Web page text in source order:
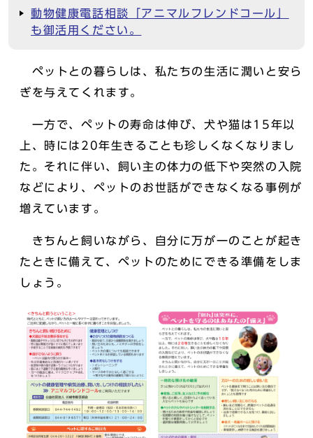
動物健康電話相談「アニマルフレンドコール」
も御活用ください。
ペットとの暮らしは、私たちの生活に潤いと安ら
ぎを与えてくれます。
一方で、ペットの寿命は伸び、犬や猫は15年以
上、時には20年生きることも珍しくなくなりまし
た。それに伴い、飼い主の体力の低下や突然の入院
などにより、ペットのお世話ができなくなる事例が
増えています。
きちんと飼いながら、自分に万が一のことが起き
たときに備えて、ペットのためにできる準備をしま
しょう。